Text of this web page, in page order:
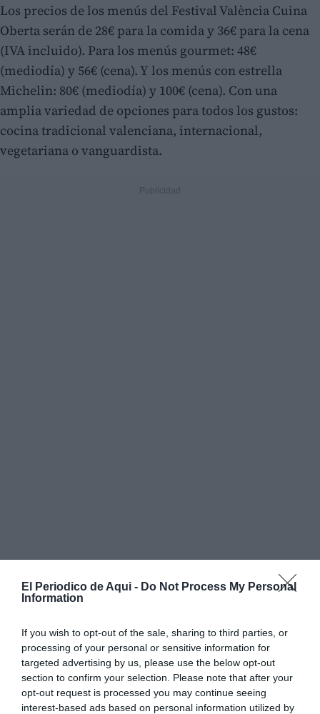
El Periodico de Aqui - Do Not Process My Personal
Information
If you wish to opt-out of the sale, sharing to third parties, or
processing of your personal or sensitive information for
targeted advertising by us, please use the below opt-out
section to confirm your selection. Please note that after your
opt-out request is processed you may continue seeing
interest-based ads based on personal information utilized by
Los precios de los menús del Festival València Cuina
Oberta serán de 28€ para la comida y 36€ para la cena
(IVA incluido). Para los menús gourmet: 48€
(mediodía) y 56€ (cena). Y los menús con estrella
Michelin: 80€ (mediodía) y 100€ (cena). Con una
amplia variedad de opciones para todos los gustos:
cocina tradicional valenciana, internacional,
vegetariana o vanguardista.
Premio al 'Menú Más Verde'